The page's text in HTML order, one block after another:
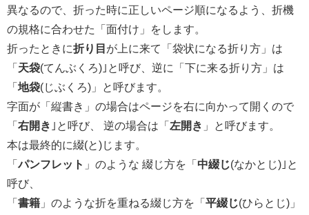
異なるので、折った時に正しいページ順になるよう、折機
の規格に合わせた「面付け」をします。
折ったときに折り目が上に来て「袋状になる折り方」は
「天袋(てんぶくろ)｣と呼び、逆に「下に来る折り方」は
「地袋(じぶくろ)」と呼びます。
字面が「縦書き」の場合はページを右に向かって開くので
「右開き ｣と呼び、 逆の場合は「左開き 」と呼びます。
本は最終的に綴(と)じます。
「パンフレット 」のような 綴じ方を「中綴じ(なかとじ)｣と
呼び、
「書籍 」のような折を重ねる綴じ方を「平綴じ(ひらとじ)」